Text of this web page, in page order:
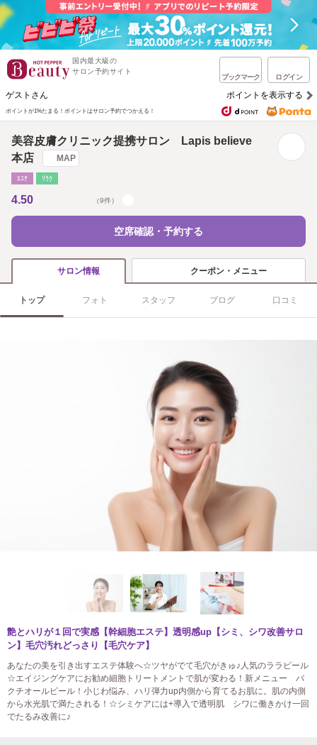
国内最大級の
サロン予約サイト
ブックマーク ログイン
ゲストさん ポイントを表示する
ポイントが1%たまる！ ポイントはサロン予約でつかえる！
美容皮膚クリニック提携サロン Lapis believe
本店
MAP
ｴｽﾃ ﾘﾗｸ
4.50 （9件）
空席確認・予約する
サロン情報 クーポン・メニュー
トップ フォト スタッフ ブログ 口コミ
艶とハリが１回で実感【幹細胞エステ】透明感up【シミ、シワ改善サロ
ン】毛穴汚れどっさり【毛穴ケア】
あなたの美を引き出すエステ体験へ☆ツヤがでて毛穴がきゅ♪人気のララピール
☆エイジングケアにお勧め細胞トリートメントで肌が変わる！新メニュー バ
クチオールピール！小じわ悩み、ハリ弾力up内側から育てるお肌に。肌の内側
から水光肌で満たされる！☆シミケアには+導入で透明肌 シワに働きかけ一回
でたるみ改善に♪